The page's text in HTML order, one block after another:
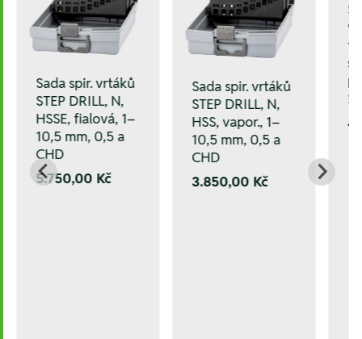
Sada spir. vrtáků
STEP DRILL, N,
HSSE, fialová, 1–
10,5 mm, 0,5 a
CHD
5.750,00 Kč
Sada spir. vrtáků
STEP DRILL, N,
HSS, vapor., 1–
10,5 mm, 0,5 a
CHD
3.850,00 Kč